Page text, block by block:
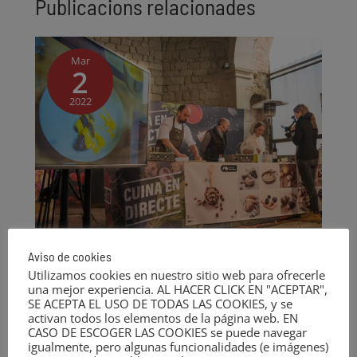
Publicacions relacionades
Mar
2
2022
ideas emprendedoras
Blog,Servicios
El Concurso de Ideas Emprendedoras es un
proyecto promovido por la Agencia de Desarrollo
del Berguedà para incentivar el talento creativo y
Aviso de cookies
Utilizamos cookies en nuestro sitio web para ofrecerle
una mejor experiencia. AL HACER CLICK EN "ACEPTAR",
SE ACEPTA EL USO DE TODAS LAS COOKIES, y se
activan todos los elementos de la página web. EN
CASO DE ESCOGER LAS COOKIES se puede navegar
igualmente, pero algunas funcionalidades (e imágenes)